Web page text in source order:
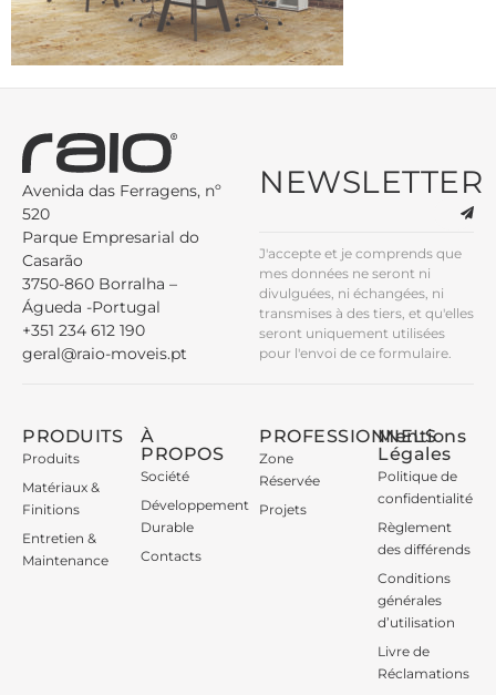
Avenida das Ferragens, nº
520
Parque Empresarial do
Casarão
3750-860 Borralha –
Águeda -Portugal
+351 234 612 190
geral@raio-moveis.pt
NEWSLETTER
J'accepte et je comprends que
mes données ne seront ni
divulguées, ni échangées, ni
transmises à des tiers, et qu'elles
seront uniquement utilisées
pour l'envoi de ce formulaire.
PRODUITS
Produits
Matériaux &
Finitions
Entretien &
Maintenance
À
PROPOS
Société
Développement
Durable
Contacts
PROFESSIONNELS
Zone
Réservée
Projets
Mentions
Légales
Politique de
confidentialité
Règlement
des différends
Conditions
générales
d’utilisation
Livre de
Réclamations